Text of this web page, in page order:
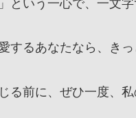
という一心で、一文
するあなたなら、きっ
る前に、ぜひ一度、私